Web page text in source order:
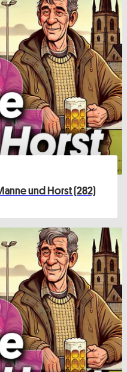
und Horst (282)